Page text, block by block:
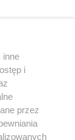
inne
i
przez